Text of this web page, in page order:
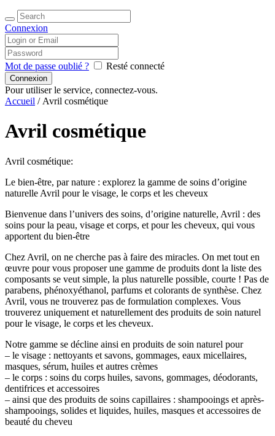
Connexion
Mot de passe oublié ? Resté connecté
Pour utiliser le service, connectez-vous.
Accueil / Avril cosmétique
Avril cosmétique
Avril cosmétique:
Le bien-être, par nature : explorez la gamme de soins d’origine
naturelle Avril pour le visage, le corps et les cheveux
Bienvenue dans l’univers des soins, d’origine naturelle, Avril : des
soins pour la peau, visage et corps, et pour les cheveux, qui vous
apportent du bien-être
Chez Avril, on ne cherche pas à faire des miracles. On met tout en
œuvre pour vous proposer une gamme de produits dont la liste des
composants se veut simple, la plus naturelle possible, courte ! Pas de
parabens, phénoxyéthanol, parfums et colorants de synthèse. Chez
Avril, vous ne trouverez pas de formulation complexes. Vous
trouverez uniquement et naturellement des produits de soin naturel
pour le visage, le corps et les cheveux.
Notre gamme se décline ainsi en produits de soin naturel pour
– le visage : nettoyants et savons, gommages, eaux micellaires,
masques, sérum, huiles et autres crèmes
– le corps : soins du corps huiles, savons, gommages, déodorants,
dentifrices et accessoires
– ainsi que des produits de soins capillaires : shampooings et après-
shampooings, solides et liquides, huiles, masques et accessoires de
beauté du cheveu